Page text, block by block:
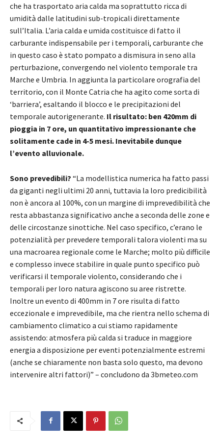
che ha trasportato aria calda ma soprattutto ricca di
umidità dalle latitudini sub-tropicali direttamente
sull’Italia. L’aria calda e umida costituisce di fatto il
carburante indispensabile per i temporali, carburante che
in questo caso è stato pompato a dismisura in seno alla
perturbazione, convergendo nel violento temporale tra
Marche e Umbria. In aggiunta la particolare orografia del
territorio, con il Monte Catria che ha agito come sorta di
‘barriera’, esaltando il blocco e le precipitazioni del
temporale autorigenerante. Il risultato: ben 420mm di
pioggia in 7 ore, un quantitativo impressionante che
solitamente cade in 4-5 mesi. Inevitabile dunque
l’evento alluvionale.
Sono prevedibili? “La modellistica numerica ha fatto passi
da giganti negli ultimi 20 anni, tuttavia la loro predicibilità
non è ancora al 100%, con un margine di imprevedibilità che
resta abbastanza significativo anche a seconda delle zone e
delle circostanze sinottiche. Nel caso specifico, c’erano le
potenzialità per prevedere temporali talora violenti ma su
una macroarea regionale come le Marche; molto più difficile
e complesso invece stabilire in quale punto specifico può
verificarsi il temporale violento, considerando che i
temporali per loro natura agiscono su aree ristrette.
Inoltre un evento di 400mm in 7 ore risulta di fatto
eccezionale e imprevedibile, ma che rientra nello schema di
cambiamento climatico a cui stiamo rapidamente
assistendo: atmosfera più calda si traduce in maggiore
energia a disposizione per eventi potenzialmente estremi
(anche se chiaramente non basta solo questo, ma devono
intervenire altri fattori)” – concludono da 3bmeteo.com